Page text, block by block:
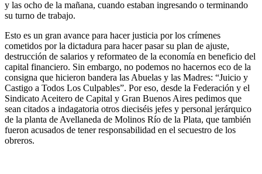
y las ocho de la mañana, cuando estaban ingresando o terminando
su turno de trabajo.
Esto es un gran avance para hacer justicia por los crímenes
cometidos por la dictadura para hacer pasar su plan de ajuste,
destrucción de salarios y reformateo de la economía en beneficio del
capital financiero. Sin embargo, no podemos no hacernos eco de la
consigna que hicieron bandera las Abuelas y las Madres: “Juicio y
Castigo a Todos Los Culpables”. Por eso, desde la Federación y el
Sindicato Aceitero de Capital y Gran Buenos Aires pedimos que
sean citados a indagatoria otros dieciséis jefes y personal jerárquico
de la planta de Avellaneda de Molinos Río de la Plata, que también
fueron acusados de tener responsabilidad en el secuestro de los
obreros.